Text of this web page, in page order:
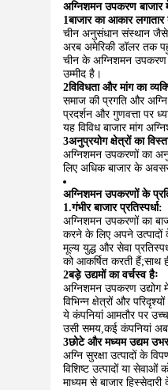
अग्निशमन उपकरण बाजार
1बाजार का आकार लगातार
चीन अनुसंधान संस्थान जैसे
अरब अमेरिकी डॉलर तक
चीन के अग्निशमन उपकरण
उम्मीद है।
2विविधता और मांग का
समाज की प्रगति और
प्रदर्शन और गुणवत्ता पर
यह विविध बाजार मांग
3अनुप्रयोग क्षेत्रों का
अग्निशमन उपकरणों का
लिए अधिक बाजार के
अग्निशमन उपकरणों के
1.गंभीर बाजार प्रतिस्पर्धा:
अग्निशमन उपकरणों का
करने के लिए अपने उत्पादों
मूल्य युद्ध और सेवा
को आकर्षित करती हैं;साथ
2बड़े उद्यमों का वर्चस्व हैः
अग्निशमन उपकरण उद्योग
विभिन्न क्षेत्रों और
ये कंपनियां आमतौर पर
उसी समय,कई कंपनियां अब
3छोटे और मध्यम उद्यम
अग्नि सुरक्षा उत्पादों के
विशिष्ट उत्पादों या
माध्यम से बाजार हिस्सेदारी